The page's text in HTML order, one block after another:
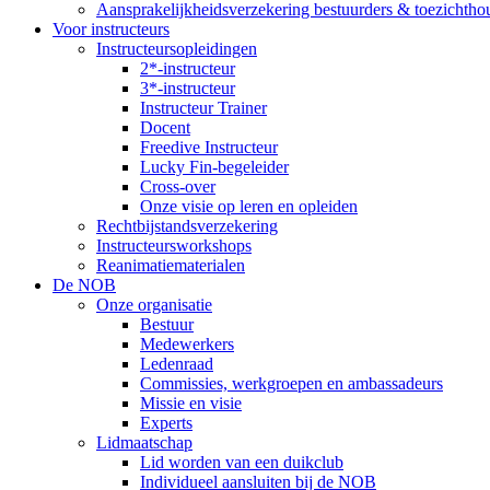
Aansprakelijkheidsverzekering bestuurders &
Voor instructeurs
Instructeursopleidingen
2*-instructeur
3*-instructeur
Instructeur Trainer
Docent
Freedive Instructeur
Lucky Fin-begeleider
Cross-over
Onze visie op leren en opleiden
Rechtbijstandsverzekering
Instructeursworkshops
Reanimatiematerialen
De NOB
Onze organisatie
Bestuur
Medewerkers
Ledenraad
Commissies, werkgroepen en ambassadeurs
Missie en visie
Experts
Lidmaatschap
Lid worden van een duikclub
Individueel aansluiten bij de NOB